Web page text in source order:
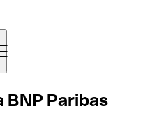
BNP Paribas